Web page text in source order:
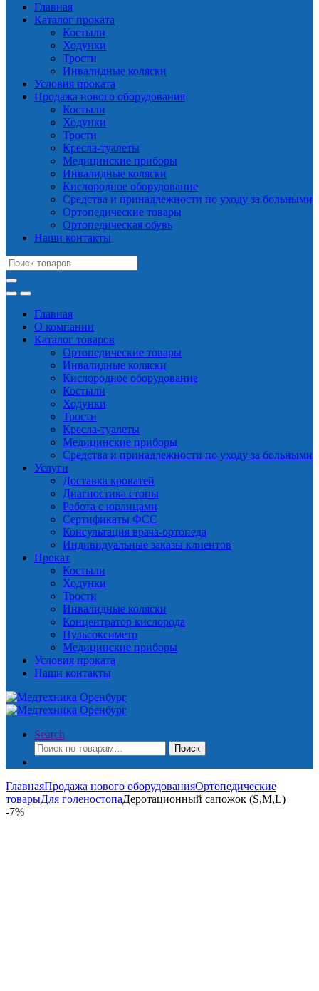
Главная
Каталог проката
Костыли
Ходунки
Трости
Инвалидные коляски
Условия проката
Продажа нового оборудования
Костыли
Ходунки
Трости
Кресла-туалеты
Медицинские приборы
Инвалидные коляски
Кислородное оборудование
Средства и принадлежности по уходу за больными
Ортопедические товары
Ортопедическая обувь
Наши контакты
Search
for:
Главная
О компании
Каталог товаров
Ортопедические товары
Инвалидные коляски
Кислородное оборудование
Костыли
Ходунки
Трости
Кресла-туалеты
Медицинские приборы
Средства и принадлежности по уходу за больными
Услуги
Доставка кроватей
Диагностика стопы
Работа с юрлицами
Сертификаты ФСС
Консультация врача-ортопеда
Индивидуальные заказы клиентов
Прокат
Костыли
Ходунки
Трости
Инвалидные коляски
Концентратор кислорода
Пульсоксиметр
Медицинские приборы
Условия проката
Наши контакты
Search
Искать:
Поиск
ГлавнаяПродажа нового оборудованияОртопедические
товарыДля голеностопаДеротационный сапожок (S,М,L)
-7%